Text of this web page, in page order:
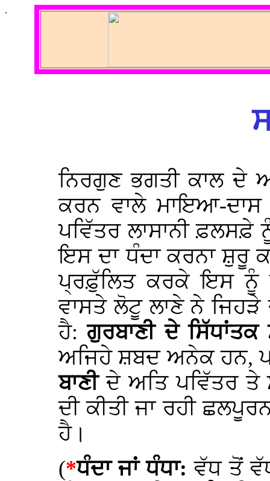
.
ਨਿਰਗੁਣ ਭਗਤੀ ਕਾਲ ਦੇ
ਕਰਨ ਵਾਲੇ ਮਾਇਆ-
ਪਵਿੱਤਰ ਲਾਸਾਨੀ
ਇਸ ਦਾ ਧੰਦਾ ਕਰਨਾ ਸ਼ੁਰੂ
ਪ੍ਰਫ਼ੁੱਲਿਤ ਕਰਕੇ ਇਸ ਨੂੰ
ਵਾਸਤੇ ਲੋਟੂ ਲਾਣੇ ਨੇ
ਹੈ:ਗੁਰਬਾਣੀ ਦੇ
ਅਜਿਹੇ ਸ਼ਬਦ ਅਨੇਕ ਹਨ,
ਬਾਣੀਦੇ ਅਤਿ ਪਵਿੱਤਰ ਤੇ
ਦੀ ਕੀਤੀ ਜਾ ਰਹੀ
ਹੈ।
(*ਧੰਦਾ ਜਾਂ ਧੰਧਾ:ਵੱਧ ਤੋਂ